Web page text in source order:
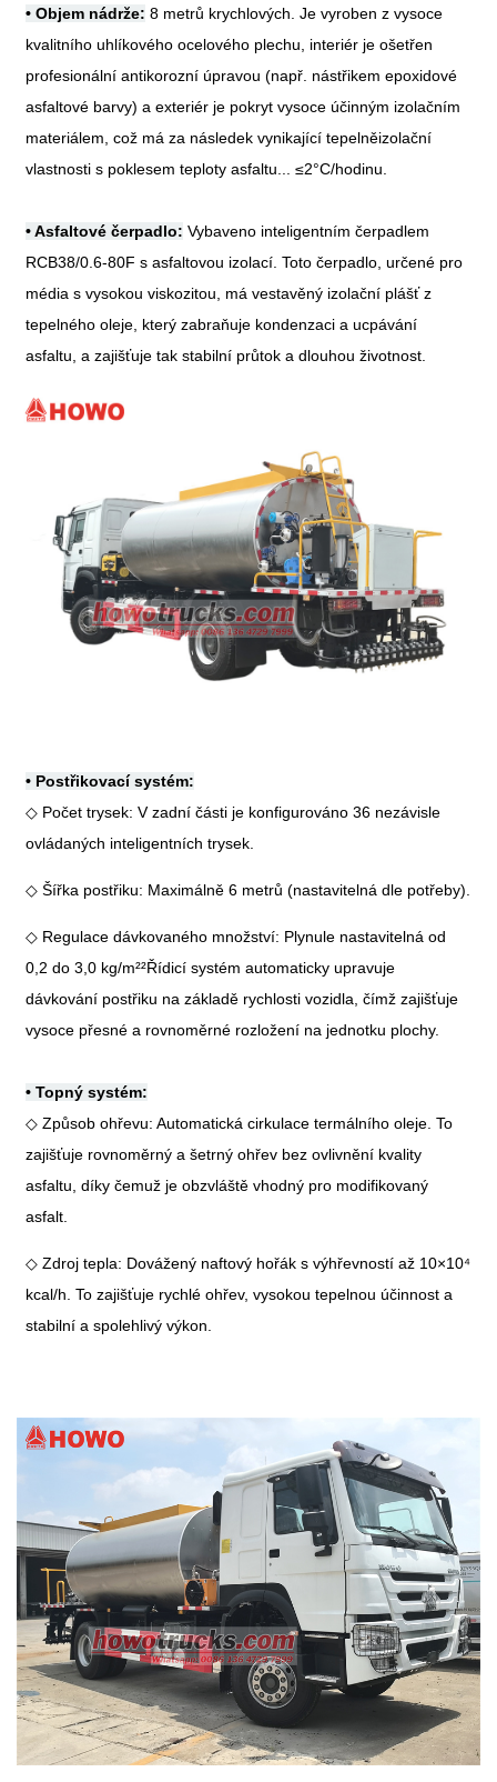
• Objem nádrže: 8 metrů krychlových. Je vyroben z vysoce
kvalitního uhlíkového ocelového plechu, interiér je ošetřen
profesionální antikorozní úpravou (např. nástřikem epoxidové
asfaltové barvy) a exteriér je pokryt vysoce účinným izolačním
materiálem, což má za následek vynikající tepelněizolační
vlastnosti s poklesem teploty asfaltu...≤2°C/hodinu.
•Asfaltové čerpadlo: Vybaveno inteligentním čerpadlem
RCB38/0.6-80F s asfaltovou izolací. Toto čerpadlo, určené pro
média s vysokou viskozitou, má vestavěný izolační plášť z
tepelného oleje, který zabraňuje kondenzaci a ucpávání
asfaltu, a zajišťuje tak stabilní průtok a dlouhou životnost.
• Postřikovací systém:
◇ Počet trysek: V zadní části je konfigurováno 36 nezávisle
ovládaných inteligentních trysek.
◇ Šířka postřiku: Maximálně 6 metrů (nastavitelná dle potřeby).
◇ Regulace dávkovaného množství: Plynule nastavitelná od
0,2 do 3,0 kg/m²²Řídicí systém automaticky upravuje
dávkování postřiku na základě rychlosti vozidla, čímž zajišťuje
vysoce přesné a rovnoměrné rozložení na jednotku plochy.
• Topný systém:
◇ Způsob ohřevu: Automatická cirkulace termálního oleje. To
zajišťuje rovnoměrný a šetrný ohřev bez ovlivnění kvality
asfaltu, díky čemuž je obzvláště vhodný pro modifikovaný
asfalt.
◇ Zdroj tepla: Dovážený naftový hořák s výhřevností až 10×10⁴
kcal/h. To zajišťuje rychlé ohřev, vysokou tepelnou účinnost a
stabilní a spolehlivý výkon.